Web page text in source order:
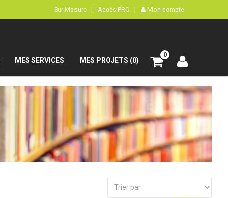
Sur Mesure | Accès PRO | Mon compte
MES SERVICES MES PROJETS (0)
0